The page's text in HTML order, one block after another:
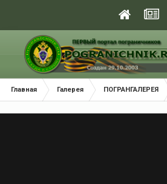
Главная Галерея ПОГРАНГАЛЕРЕЯ